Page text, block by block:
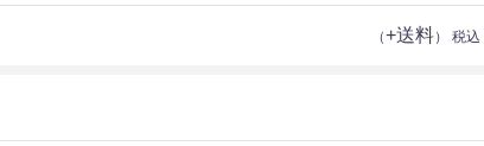
（+送料） 税込